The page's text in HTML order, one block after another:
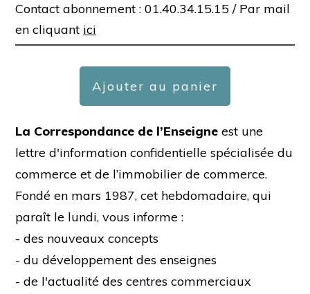
Contact abonnement : 01.40.34.15.15 / Par mail
en cliquant ici
Ajouter au panier
La Correspondance de l’Enseigne est une
lettre d'information confidentielle spécialisée du
commerce et de l’immobilier de commerce.
Fondé en mars 1987, cet hebdomadaire, qui
paraît le lundi, vous informe :
- des nouveaux concepts
- du développement des enseignes
- de l'actualité des centres commerciaux